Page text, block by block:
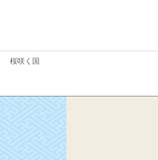
桜咲く国